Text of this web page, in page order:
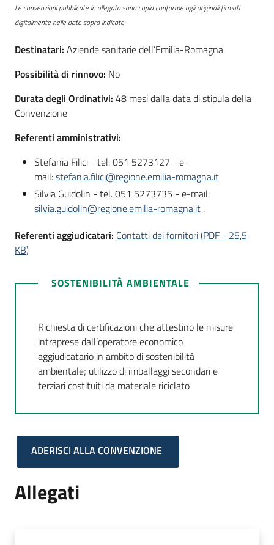
Le convenzioni pubblicate in allegato sono copia conforme agli originali firmati
digitalmente nelle date sopra indicate
Destinatari: Aziende sanitarie dell’Emilia-Romagna
Possibilità di rinnovo: No
Durata degli Ordinativi: 48 mesi dalla data di stipula della
Convenzione
Referenti amministrativi:
Stefania Filici - tel. 051 5273127 - e-
mail:stefania.filici@regione.emilia-romagna.it
Silvia Guidolin - tel. 051 5273735 - e-mail:
silvia.guidolin@regione.emilia-romagna.it .
Referenti aggiudicatari: Contatti dei fornitori(PDF - 25,5
KB)
SOSTENIBILITÀ AMBIENTALE
Richiesta di certificazioni che attestino le misure
intraprese dall’operatore economico
aggiudicatario in ambito di sostenibilità
ambientale; utilizzo di imballaggi secondari e
terziari costituiti da materiale riciclato
ADERISCI ALLA CONVENZIONE
Allegati